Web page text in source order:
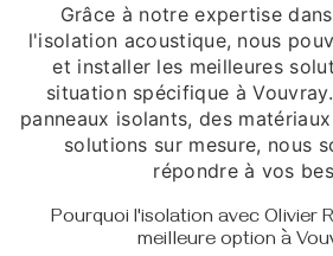
Grâce à notre expertise
l'isolation acoustique, nous
et installer les meilleures
situation spécifique à
panneaux isolants, des
solutions sur mesure, nous
répondre à vos
Pourquoi l'isolation avec Olivier
meilleure option à